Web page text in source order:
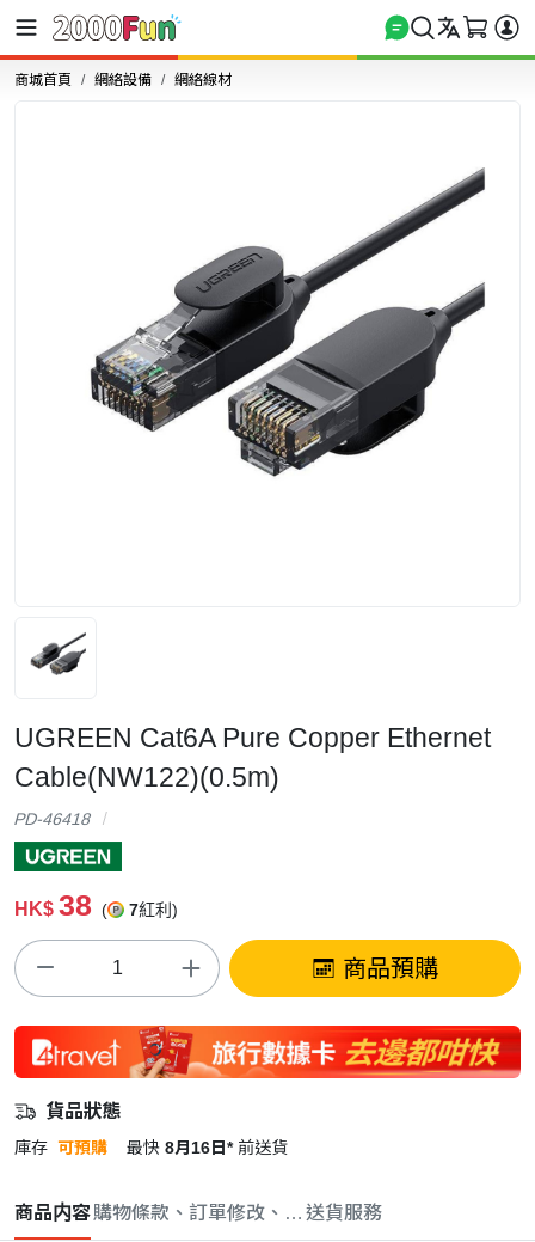
商城首頁 網絡設備 網絡線材
UGREEN Cat6A Pure Copper Ethernet
Cable(NW122)(0.5m)
PD-46418
HK$ 38 ( 7紅利)
商品預購
貨品狀態
庫存 可預購 最快 8月16日* 前送貨
商品内容購物條款、訂單修改、取消與退款政策
送貨服務